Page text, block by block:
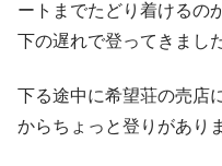
ートまでたどり着けるの
下の遅れで登ってきまし
下る途中に希望荘の売店
からちょっと登りがあり